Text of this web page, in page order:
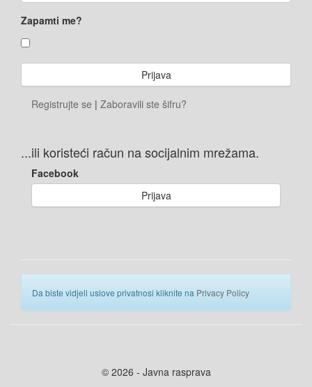
Zapamti me?
Registrujte se | Zaboravili ste šifru?
...ili koristeći račun na socijalnim mrežama.
Facebook
Prijava
Da biste vidjeli uslove privatnosi kliknite na Privacy Policy
© 2026 - Javna rasprava